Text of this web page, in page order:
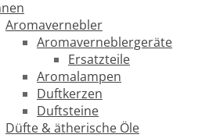
Aromavernebler
Aromaverneblergeräte
Ersatzteile
Aromalampen
Duftkerzen
Duftsteine
Düfte & ätherische Öle